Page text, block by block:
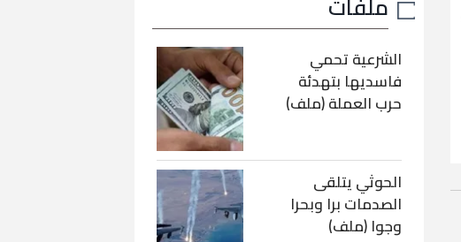
الشرعية تحمي
فاسديها بتهدئة
حرب العملة (ملف)
الحوثي يتلقى
الصدمات برا وبحرا
وجوا (ملف)